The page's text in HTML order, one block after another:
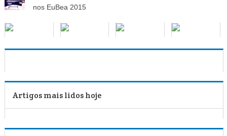
nos EuBea 2015
Artigos mais lidos hoje